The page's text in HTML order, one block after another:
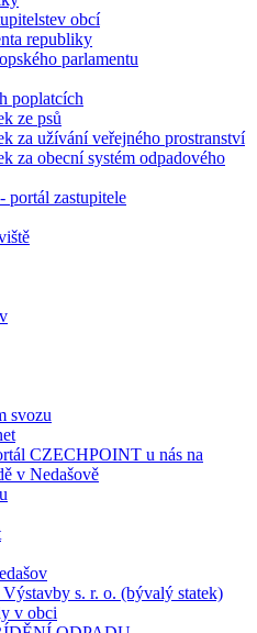
obcí
republiky
parlamentu
poplatcích
ze psů
za užívání veřejného prostranství
za obecní systém odpadového
portál zastupitele
svozu
CZECHPOINT u nás na
v Nedašově
Výstavby s. r. o. (bývalý statek)
v obci